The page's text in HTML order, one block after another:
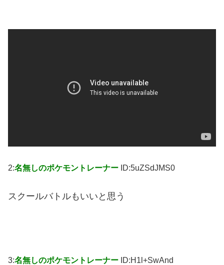
2:名無しのポケモントレーナー ID:5uZSdJMS0
スクールバトルもいいと思う
3:名無しのポケモントレーナー ID:H1l+SwAnd